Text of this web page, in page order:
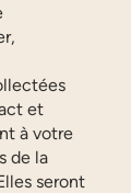
et
à votre
de la
seront